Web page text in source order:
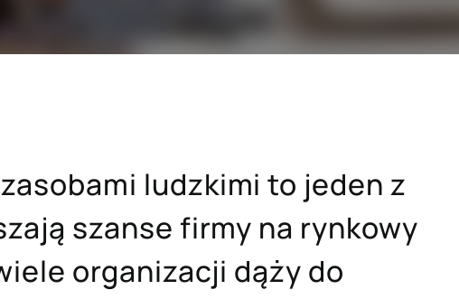
ludzkimi to jeden z
szanse firmy na rynkowy
organizacji dąży do